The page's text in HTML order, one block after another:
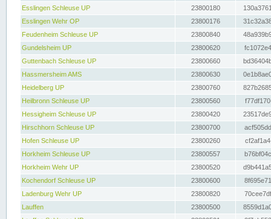
Esslingen Schleuse UP
23800180
Esslingen Wehr OP
23800176
Feudenheim Schleuse UP
23800840
Gundelsheim UP
23800620
Guttenbach Schleuse UP
23800660
Hassmersheim AMS
23800630
Heidelberg UP
23800760
Heilbronn Schleuse UP
23800560
Hessigheim Schleuse UP
23800420
Hirschhorn Schleuse UP
23800700
Hofen Schleuse UP
23800260
Horkheim Schleuse UP
23800557
Horkheim Wehr UP
23800520
Kochendorf Schleuse UP
23800600
Ladenburg Wehr UP
23800820
Lauffen
23800500